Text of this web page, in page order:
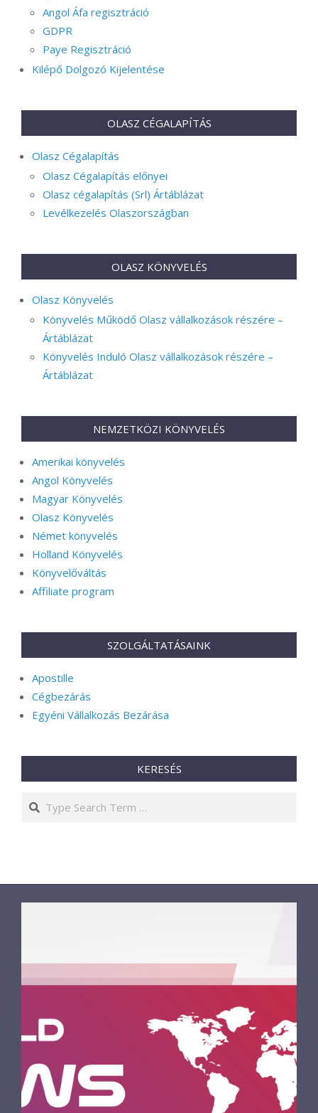
Angol Áfa regisztráció
GDPR
Paye Regisztráció
Kilépő Dolgozó Kijelentése
OLASZ CÉGALAPÍTÁS
Olasz Cégalapítás
Olasz Cégalapítás előnyei
Olasz cégalapítás (Srl) Ártáblázat
Levélkezelés Olaszországban
OLASZ KÖNYVELÉS
Olasz Könyvelés
Könyvelés Működő Olasz vállalkozások részére –
Ártáblázat
Könyvelés Induló Olasz vállalkozások részére –
Ártáblázat
NEMZETKÖZI KÖNYVELÉS
Amerikai könyvelés
Angol Könyvelés
Magyar Könyvelés
Olasz Könyvelés
Német könyvelés
Holland Könyvelés
Könyvelőváltás
Affiliate program
SZOLGÁLTATÁSAINK
Apostille
Cégbezárás
Egyéni Vállalkozás Bezárása
KERESÉS
Search